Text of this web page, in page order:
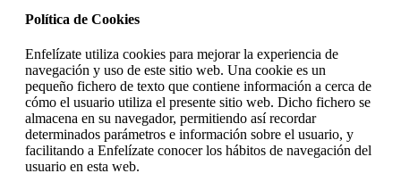
Política de Cookies
Enfelízate utiliza cookies para mejorar la experiencia de
navegación y uso de este sitio web. Una cookie es un
pequeño fichero de texto que contiene información a cerca de
cómo el usuario utiliza el presente sitio web. Dicho fichero se
almacena en su navegador, permitiendo así recordar
determinados parámetros e información sobre el usuario, y
facilitando a Enfelízate conocer los hábitos de navegación del
usuario en esta web.